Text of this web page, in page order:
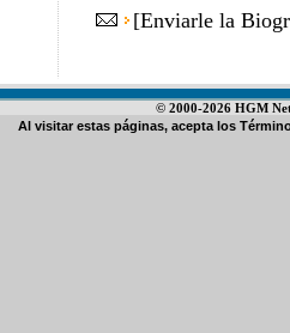
[Enviarle la
© 2000-2026 HGM
Al visitar estas páginas, acepta los